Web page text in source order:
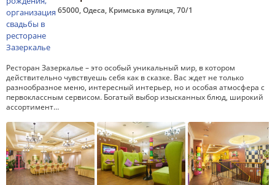
65000, Одеса, Кримська вулиця, 70/1
Ресторан Зазеркалье – это особый уникальный мир, в котором
действительно чувствуешь себя как в сказке. Вас ждет не только
разнообразное меню, интересный интерьер, но и особая атмосфера с
первоклассным сервисом. Богатый выбор изысканных блюд, широкий
ассортимент…